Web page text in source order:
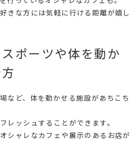
きな方には気軽に行ける距離が嬉し
ポーツや体を動か
など、体を動かせる施設があちこち
レッシュすることができます。
シャレなカフェや展示のあるお店が